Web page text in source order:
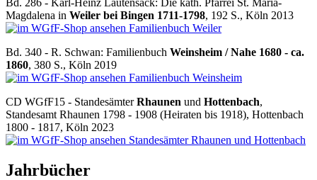
Magdalena in Weiler bei Bingen 1711-1798, 192 S., Köln 2013
Familienbuch Weiler
Bd. 340 - R. Schwan: Familienbuch Weinsheim / Nahe 1680 - ca.
1860, 380 S., Köln 2019
Familienbuch Weinsheim
CD WGfF15 - StandesämterRhaunen und Hottenbach,
Standesamt Rhaunen 1798 - 1908 (Heiraten bis 1918), Hottenbach
1800 - 1817, Köln 2023
Standesämter Rhaunen und Hottenbach
Jahrbücher